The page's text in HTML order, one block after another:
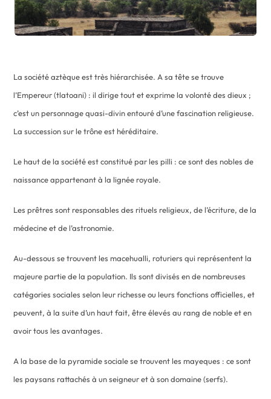
La société aztèque est très hiérarchisée. A sa tête se trouve
l’Empereur (tlatoani) : il dirige tout et exprime la volonté des dieux ;
c’est un personnage quasi-divin entouré d’une fascination religieuse.
La succession sur le trône est héréditaire.
Le haut de la société est constitué par les pilli : ce sont des nobles de
naissance appartenant à la lignée royale.
Les prêtres sont responsables des rituels religieux, de l’écriture, de la
médecine et de l’astronomie.
Au-dessous se trouvent les macehualli, roturiers qui représentent la
majeure partie de la population. Ils sont divisés en de nombreuses
catégories sociales selon leur richesse ou leurs fonctions officielles, et
peuvent, à la suite d’un haut fait, être élevés au rang de noble et en
avoir tous les avantages.
A la base de la pyramide sociale se trouvent les mayeques : ce sont
les paysans rattachés à un seigneur et à son domaine (serfs).